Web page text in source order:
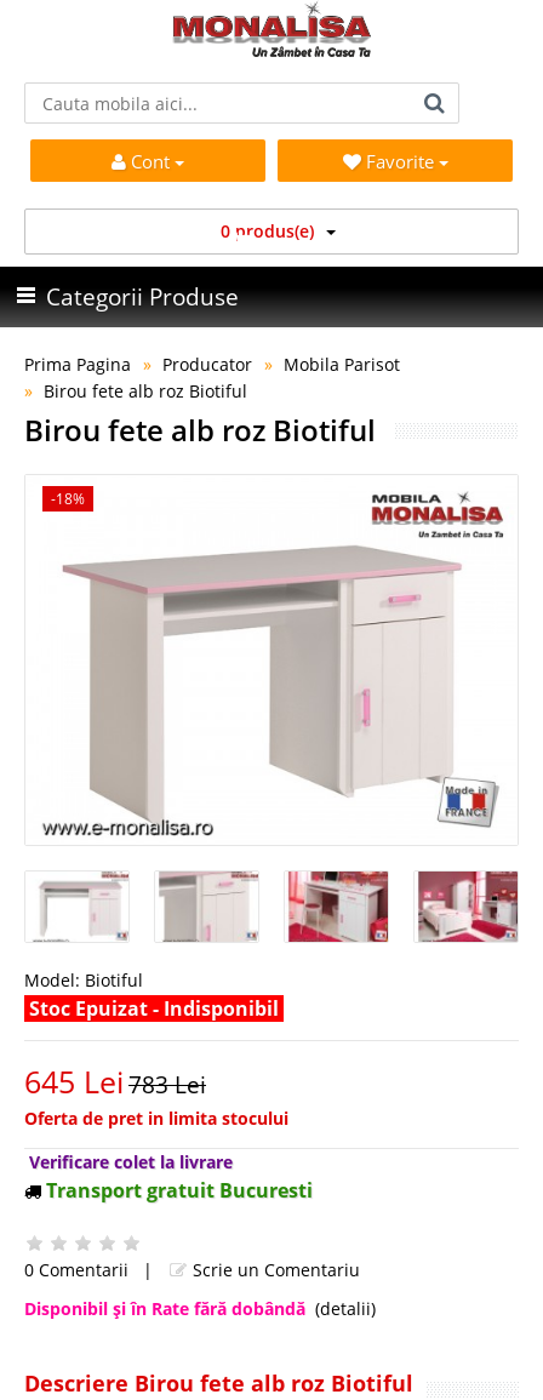
Cont Favorite
0 produs(e)
Categorii Produse
Prima Pagina Producator
Mobila Parisot
Birou fete alb roz Biotiful
Birou fete alb roz Biotiful
-18%
Model: Biotiful
Stoc Epuizat - Indisponibil
645 Lei783 Lei
Oferta de pret in limita stocului
Verificare colet la livrare
Transport gratuit Bucuresti
0 Comentarii |
Scrie un Comentariu
Disponibil şi în Rate fără dobândă (detalii)
Descriere Birou fete alb roz Biotiful